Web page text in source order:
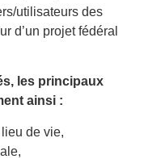
utilisateurs des
d’un projet fédéral
les principaux
ainsi :
de vie,